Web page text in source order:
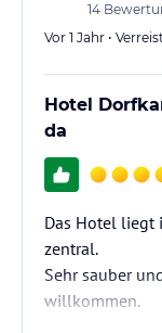
14
Vor 1 Jahr •
Hotel
da
Das Hotel liegt
zentral.
Sehr sauber
willkommen.